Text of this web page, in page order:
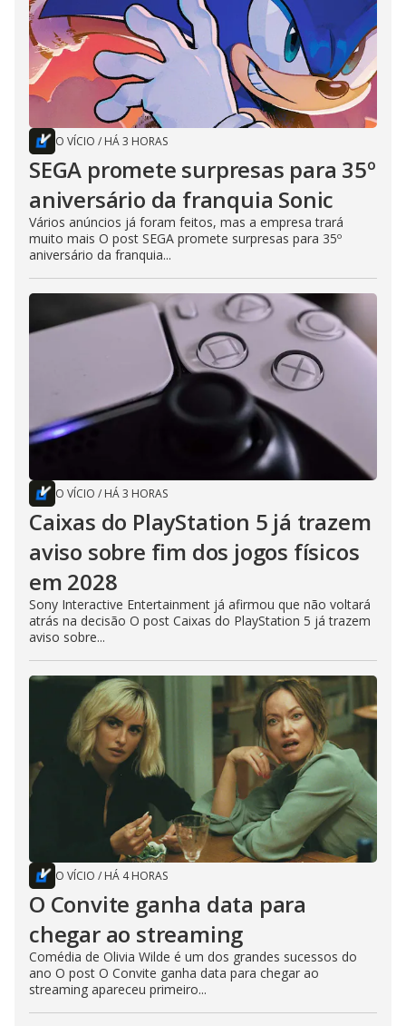
O VÍCIO / HÁ 3 HORAS
SEGA promete surpresas para 35º
aniversário da franquia Sonic
Vários anúncios já foram feitos, mas a empresa trará
muito mais O post SEGA promete surpresas para 35º
aniversário da franquia...
O VÍCIO / HÁ 3 HORAS
Caixas do PlayStation 5 já trazem
aviso sobre fim dos jogos físicos
em 2028
Sony Interactive Entertainment já afirmou que não voltará
atrás na decisão O post Caixas do PlayStation 5 já trazem
aviso sobre...
O VÍCIO / HÁ 4 HORAS
O Convite ganha data para
chegar ao streaming
Comédia de Olivia Wilde é um dos grandes sucessos do
ano O post O Convite ganha data para chegar ao
streaming apareceu primeiro...